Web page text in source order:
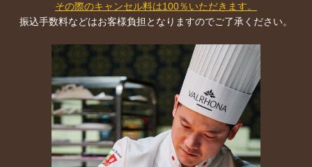
その際のキャンセル料は100％いただきます。
振込手数料などはお客様負担となりますのでご了承ください。